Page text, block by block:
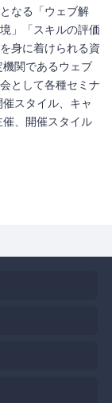
なる「ウェブ解
」「スキルの評価
身に着けられる資
関であるウェブ
として各種セミナ
スタイル、キャ
、開催スタイル